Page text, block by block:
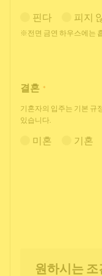
핀다 피지
※전면 금연 하우스에는
결혼 *
기혼자의 입주는 기본 규
있습니다.
미혼 기혼
원하시는